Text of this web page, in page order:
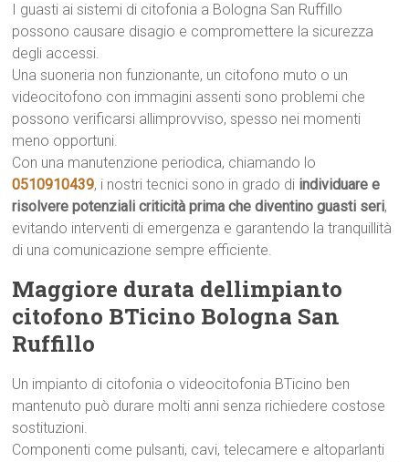
I guasti ai sistemi di citofonia a Bologna San Ruffillo
possono causare disagio e compromettere la sicurezza
degli accessi.
Una suoneria non funzionante, un citofono muto o un
videocitofono con immagini assenti sono problemi che
possono verificarsi allimprovviso, spesso nei momenti
meno opportuni.
Con una manutenzione periodica, chiamando lo
0510910439, i nostri tecnici sono in grado di individuare e
risolvere potenziali criticità prima che diventino guasti seri,
evitando interventi di emergenza e garantendo la tranquillità
di una comunicazione sempre efficiente.
Maggiore durata dellimpianto
citofono BTicino Bologna San
Ruffillo
Un impianto di citofonia o videocitofonia BTicino ben
mantenuto può durare molti anni senza richiedere costose
sostituzioni.
Componenti come pulsanti, cavi, telecamere e altoparlanti